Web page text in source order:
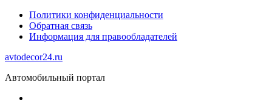
Политики конфиденциальности
Обратная связь
Информация для правообладателей
avtodecor24.ru
Автомобильный портал